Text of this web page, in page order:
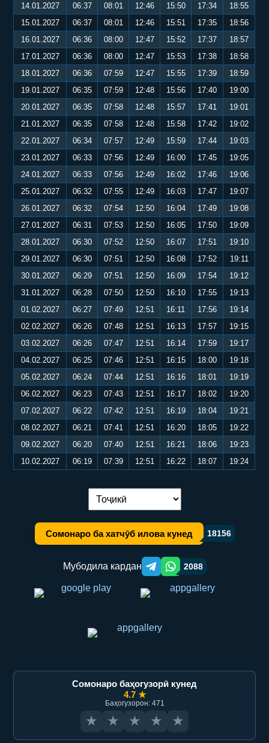
14.01.2027
06:37 08:01 12:46 15:50 17:34
18:55
15.01.2027
06:37 08:01 12:46 15:51 17:35
18:56
16.01.2027
06:36 08:00 12:47 15:52 17:37
18:57
17.01.2027
06:36 08:00 12:47 15:53 17:38
18:58
18.01.2027
06:36 07:59 12:47 15:55 17:39
18:59
19.01.2027
06:35 07:59 12:48 15:56 17:40
19:00
20.01.2027
06:35 07:58 12:48 15:57 17:41
19:01
21.01.2027
06:35 07:58 12:48 15:58 17:42
19:02
22.01.2027
06:34 07:57 12:49 15:59 17:44
19:03
23.01.2027
06:33 07:56 12:49 16:00 17:45
19:05
24.01.2027
06:33 07:56 12:49 16:02 17:46
19:06
25.01.2027
06:32 07:55 12:49 16:03 17:47
19:07
26.01.2027
06:32 07:54 12:50 16:04 17:49
19:08
27.01.2027
06:31 07:53 12:50 16:05 17:50
19:09
28.01.2027
06:30 07:52 12:50 16:07 17:51
19:10
29.01.2027
06:30 07:51 12:50 16:08 17:52
19:11
30.01.2027
06:29 07:51 12:50 16:09 17:54
19:12
31.01.2027
06:28 07:50 12:50 16:10 17:55
19:13
01.02.2027
06:27 07:49 12:51 16:11 17:56
19:14
02.02.2027
06:26 07:48 12:51 16:13 17:57
19:15
03.02.2027
06:26 07:47 12:51 16:14 17:59
19:17
04.02.2027
06:25 07:46 12:51 16:15 18:00
19:18
05.02.2027
06:24 07:44 12:51 16:16 18:01
19:19
06.02.2027
06:23 07:43 12:51 16:17 18:02
19:20
07.02.2027
06:22 07:42 12:51 16:19 18:04
19:21
08.02.2027
06:21 07:41 12:51 16:20 18:05
19:22
09.02.2027
06:20 07:40 12:51 16:21 18:06
19:23
10.02.2027
06:19 07:39 12:51 16:22 18:07 19:24
Иваз кардани забон:
Сомонаро ба хатчӯб илова кунед 18156
Мубодила кардан Telegram orqali ulashish
WhatsApp orqali ulashish
2088
Сомонаро баҳогузорӣ кунед
4.7 ★
Баҳогузорон: 471
★ ★ ★ ★ ★